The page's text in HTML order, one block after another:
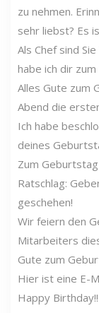
zu nehmen.
sehr liebst? Es
Als Chef sind
habe ich dir
Alles Gute zum
Abend die
Ich habe
deines
Zum
Ratschlag:
geschehen!
Wir feiern den
Mitarbeiters
Gute zum
Hier ist eine E-
Happy Birthday!!